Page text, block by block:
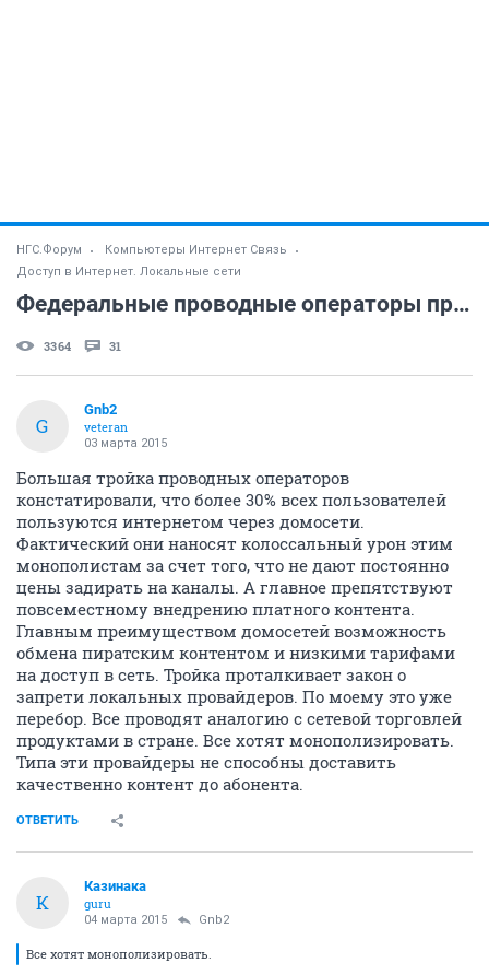
НГС.Форум
Компьютеры Интернет Связь
Доступ в Интернет. Локальные сети
Федеральные проводные операторы призывает закрыть домосети.
3364 31
G
Gnb2
veteran
03 марта 2015
Большая тройка проводных операторов
констатировали, что более 30% всех пользователей
пользуются интернетом через домосети.
Фактический они наносят колоссальный урон этим
монополистам за счет того, что не дают постоянно
цены задирать на каналы. А главное препятствуют
повсеместному внедрению платного контента.
Главным преимуществом домосетей возможность
обмена пиратским контентом и низкими тарифами
на доступ в сеть. Тройка проталкивает закон о
запрети локальных провайдеров. По моему это уже
перебор. Все проводят аналогию с сетевой торговлей
продуктами в стране. Все хотят монополизировать.
Типа эти провайдеры не способны доставить
качественно контент до абонента.
ОТВЕТИТЬ
К
Казинака
guru
04 марта 2015 Gnb2
Все хотят монополизировать.